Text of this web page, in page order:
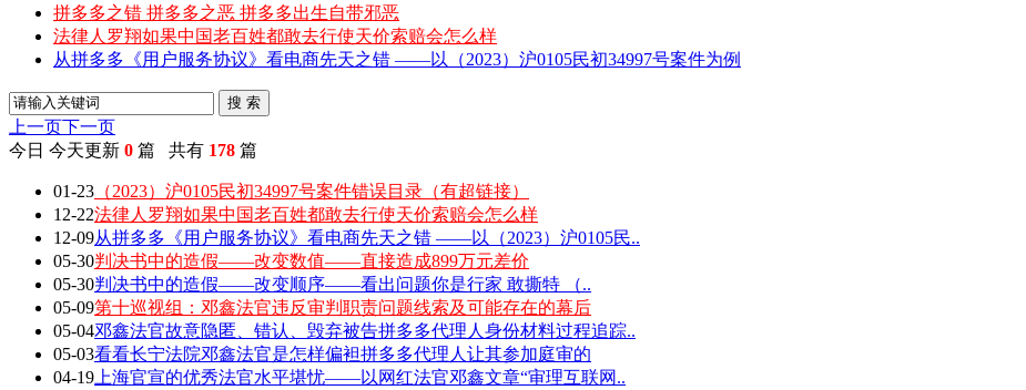
拼多多之错 拼多多之恶 拼多多出生自带邪恶
法律人罗翔如果中国老百姓都敢去行使天价索赔会怎么样
从拼多多《用户服务协议》看电商先天之错 ——以（2023）沪0105民初34997号案件为例
搜 索
上一页下一页
今日 今天更新 0 篇 共有 178 篇
01-23 （2023）沪0105民初34997号案件错误目录（有超链接）
12-22法律人罗翔如果中国老百姓都敢去行使天价索赔会怎么样
12-09从拼多多《用户服务协议》看电商先天之错 ——以（2023）沪0105民..
05-30判决书中的造假——改变数值——直接造成899万元差价
05-30判决书中的造假——改变顺序——看出问题你是行家 敢撕特 （..
05-09第十巡视组：邓鑫法官违反审判职责问题线索及可能存在的幕后
05-04邓鑫法官故意隐匿、错认、毁弃被告拼多多代理人身份材料过程追踪..
05-03看看长宁法院邓鑫法官是怎样偏袒拼多多代理人让其参加庭审的
04-19 上海官宣的优秀法官水平堪忧——以网红法官邓鑫文章“审理互联网..